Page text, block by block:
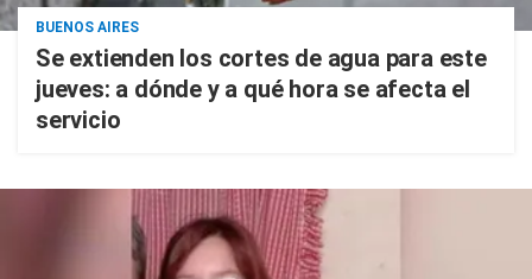
BUENOS AIRES
Se extienden los cortes de agua para este
jueves: a dónde y a qué hora se afecta el
servicio